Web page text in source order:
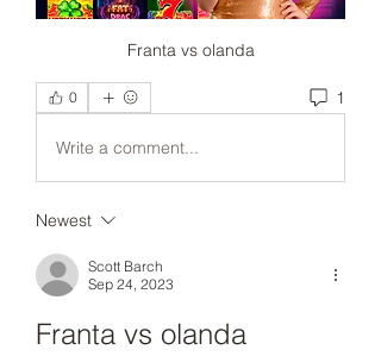
Franta vs olanda
0 1
Write a comment...
Newest
Scott Barch
Sep 24, 2023
Franta vs olanda